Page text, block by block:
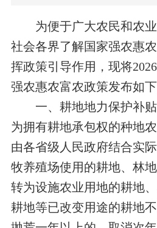
为便于广大农民和农业
社会各界了解国家强农惠
挥政策引导作用，现将
强农惠农富农政策发布如下
一、耕地地力保护补贴
为拥有耕地承包权的种地
由各省级人民政府结合实
牧养殖场使用的耕地、林
转为设施农业用地的耕地
耕地等已改变用途的耕地